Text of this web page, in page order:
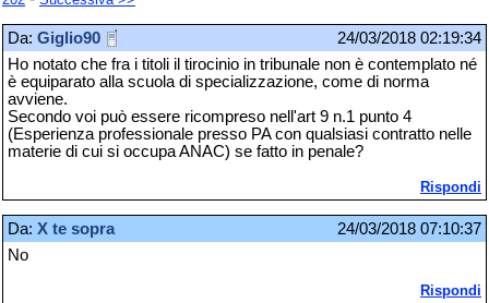
Da: Giglio90
24/03/2018 02:19:34
Ho notato che fra i titoli il tirocinio in tribunale non è contemplato né
è equiparato alla scuola di specializzazione, come di norma
avviene.
Secondo voi può essere ricompreso nell'art 9 n.1 punto 4
(Esperienza professionale presso PA con qualsiasi contratto nelle
materie di cui si occupa ANAC) se fatto in penale?
Rispondi
Da: X te sopra
24/03/2018 07:10:37
No
Rispondi